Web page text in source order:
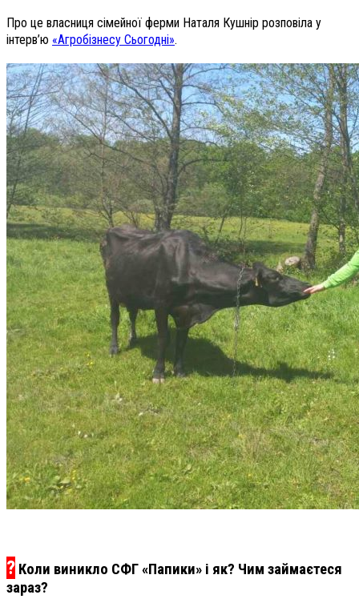
Про це власниця сімейної ферми Наталя Кушнір розповіла у
інтерв’ю «Агробізнесу Сьогодні».
? Коли виникло СФГ «Папики» і як? Чим займаєтеся
зараз?